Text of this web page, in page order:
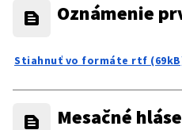
Oznámenie
Stiahnuť vo formáte rtf
Mesačné